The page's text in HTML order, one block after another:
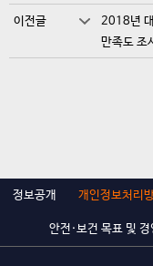
이전글
2018년
만족도 조
정보공개 개인정보처리
안전·보건 목표 및 경